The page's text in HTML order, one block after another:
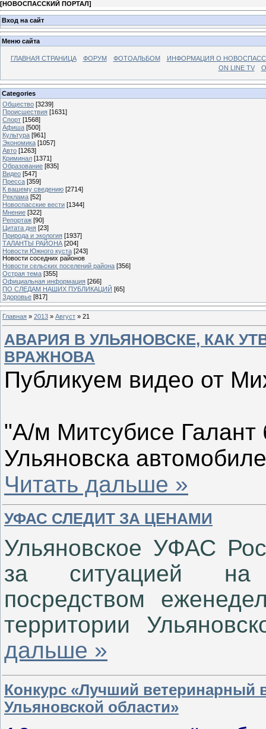
[НОВОСПАССКИЙ ПОРТАЛ]
Вход на сайт
Меню сайта
ГЛАВНАЯ СТРАНИЦА ФОРУМ ФОТОАЛЬБОМ
ИНФОРМАЦИЯ О
ON LINE TV
Categories
Общество [3239]
Происшествия [1631]
Спорт [1568]
Афиша [500]
Культура [961]
Экономика [1057]
Авто [1263]
Криминал [1371]
Образование [835]
Видео [547]
Пресса [359]
К вашему сведению [2714]
Реклама [52]
Новоспасские вести [1344]
Мнение [322]
Репортаж [90]
Цитата дня [23]
Природа и экология [1937]
ТАЛАНТЫ РАЙОНА [204]
Новости Южного куста [243]
Новости соседних районов
Новости сельских поселений района [356]
Острая тема [355]
Официальная информация [266]
ПО СЛЕДАМ НАШИХ ПУБЛИКАЦИЙ [65]
Здоровье [817]
Главная » 2013 » Август » 21
АВАРИЯ В УЛЬЯНОВСКЕ, КАК
ВРАЖНОВА
Публикуем видео от
"А/м Митсубисе Галант
Ульяновска
Читать дальше »
УФАС СЛЕДИТ ЗА ЦЕНАМИ
Ульяновское УФАС
за ситуацией на
посредством
территории
дальше »
Конкурс «Лучший ветеринарный
Ульяновской области»